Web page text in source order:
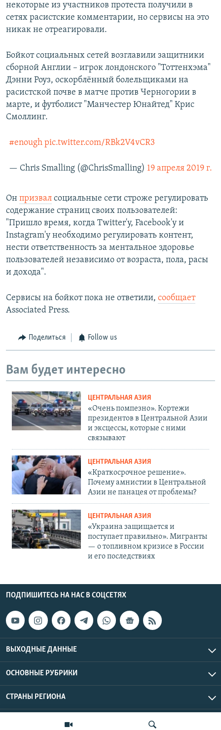
некоторые из участников протеста получили в
сетях расистские комментарии, но сервисы на это
никак не отреагировали.
Бойкот социальных сетей возглавили защитники
сборной Англии – игрок лондонского "Тоттенхэма"
Дэнни Роуз, оскорблённый болельщиками на
расистской почве в матче против Черногории в
марте, и футболист "Манчестер Юнайтед" Крис
Смоллинг.
#enough pic.twitter.com/RBk2V4vCR3
— Chris Smalling (@ChrisSmalling) 19 апреля 2019 г.
Он призвал социальные сети строже регулировать
содержание страниц своих пользователей:
"Пришло время, когда Twitter'у, Facebook'у и
Instagram'у необходимо регулировать контент,
нести ответственность за ментальное здоровье
пользователей независимо от возраста, пола, расы
и дохода".
Сервисы на бойкот пока не ответили, сообщает
Associated Press.
Поделиться Follow us
Вам будет интересно
ЦЕНТРАЛЬНАЯ АЗИЯ
«Очень помпезно». Кортежи
президентов в Центральной Азии
и эксцессы, которые с ними
связывают
ЦЕНТРАЛЬНАЯ АЗИЯ
«Краткосрочное решение».
Почему амнистии в Центральной
Азии не панацея от проблемы?
ЦЕНТРАЛЬНАЯ АЗИЯ
«Украина защищается и
поступает правильно». Мигранты
— о топливном кризисе в России
и его последствиях
ПОДПИШИТЕСЬ НА НАС В СОЦСЕТЯХ
ВЫХОДНЫЕ ДАННЫЕ
ОСНОВНЫЕ РУБРИКИ
СТРАНЫ РЕГИОНА
Азаттык Азия © 2026 RFE/RL, Inc. | Все права защищены.